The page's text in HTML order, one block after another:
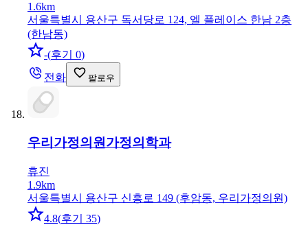
1.6km
서울특별시 용산구 독서당로 124, 엘 플레이스 한남 2층
(한남동)
-(후기 0)
전화
팔로우
우리가정의원 가정의학과
휴진
1.9km
서울특별시 용산구 신흥로 149 (후암동, 우리가정의원)
4.8(후기 35)